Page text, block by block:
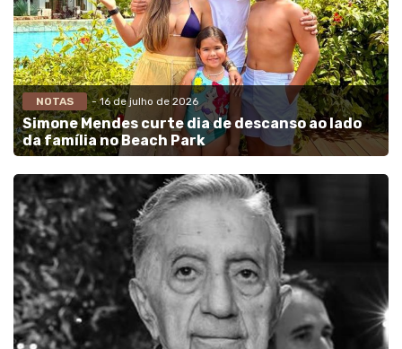
NOTAS - 16 de julho de 2026
Simone Mendes curte dia de descanso ao lado
da família no Beach Park